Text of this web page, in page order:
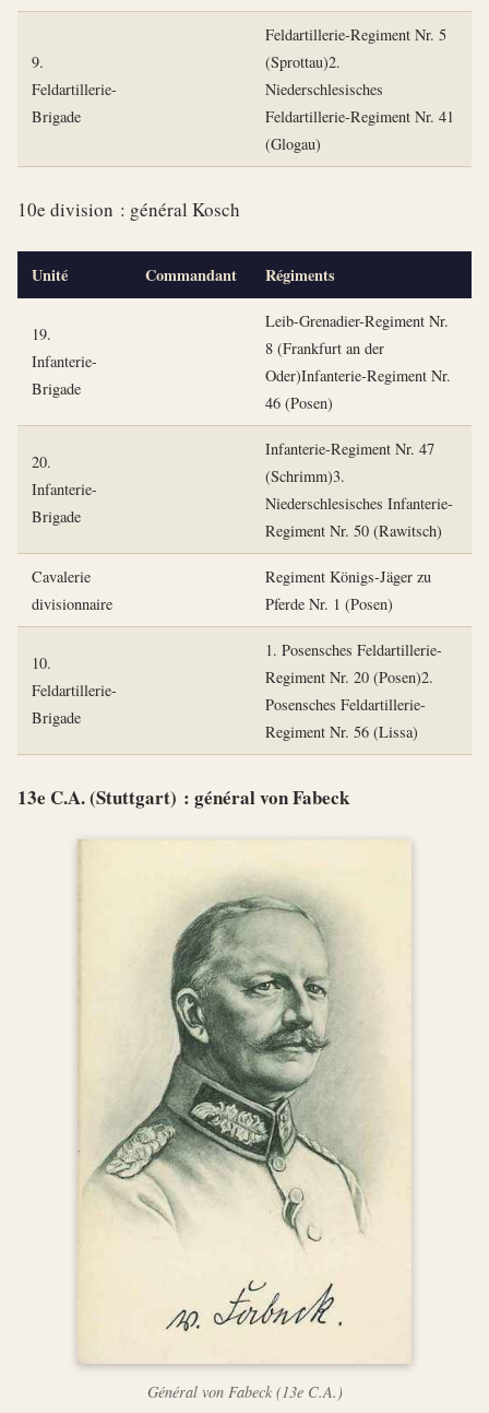
9.
Feldartillerie-
Brigade
Feldartillerie-Regiment Nr. 5
(Sprottau)2.
Niederschlesisches
Feldartillerie-Regiment Nr. 41
(Glogau)
10e division : général Kosch
Unité Commandant Régiments
19.
Infanterie-
Brigade
Leib-Grenadier-Regiment Nr.
8 (Frankfurt an der
Oder)Infanterie-Regiment Nr.
46 (Posen)
20.
Infanterie-
Brigade
Infanterie-Regiment Nr. 47
(Schrimm)3.
Niederschlesisches Infanterie-
Regiment Nr. 50 (Rawitsch)
Cavalerie
divisionnaire
Regiment Königs-Jäger zu
Pferde Nr. 1 (Posen)
10.
Feldartillerie-
Brigade
1. Posensches Feldartillerie-
Regiment Nr. 20 (Posen)2.
Posensches Feldartillerie-
Regiment Nr. 56 (Lissa)
13e C.A. (Stuttgart) : général von Fabeck
Général von Fabeck (13e C.A.)